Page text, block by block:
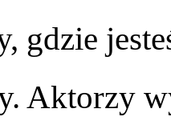
gdzie
Aktorzy